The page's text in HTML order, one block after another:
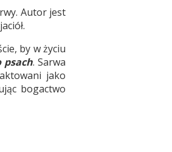
Autor jest
by w życiu
psach. Sarwa
jako
bogactwo